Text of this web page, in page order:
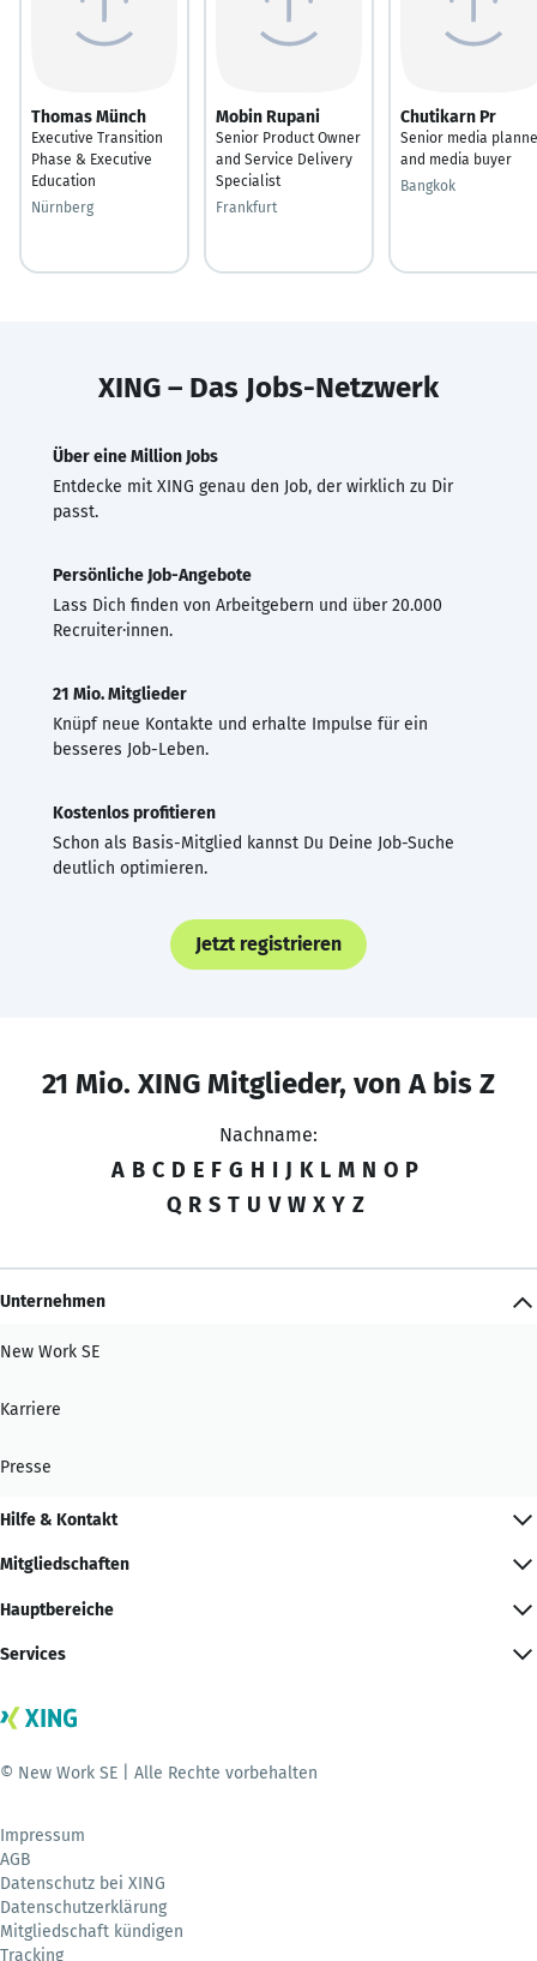
Thomas Münch
Executive Transition
Phase & Executive
Education
Nürnberg
Mobin Rupani
Senior Product Owner
and Service Delivery
Specialist
Frankfurt
Chutikarn Pr
Senior media
and media buyer
Bangkok
XING – Das Jobs-Netzwerk
Über eine Million Jobs
Entdecke mit XING genau den Job, der wirklich zu Dir
passt.
Persönliche Job-Angebote
Lass Dich finden von Arbeitgebern und über 20.000
Recruiter·innen.
21 Mio. Mitglieder
Knüpf neue Kontakte und erhalte Impulse für ein
besseres Job-Leben.
Kostenlos profitieren
Schon als Basis-Mitglied kannst Du Deine Job-Suche
deutlich optimieren.
Jetzt registrieren
21 Mio. XING Mitglieder, von A bis Z
Nachname:
A B C D E F G H I J K L M N O P
Q R S T U V W X Y Z
Unternehmen
New Work SE
Karriere
Presse
Hilfe & Kontakt
Mitgliedschaften
Hauptbereiche
Services
© New Work SE | Alle Rechte vorbehalten
Impressum
AGB
Datenschutz bei XING
Datenschutzerklärung
Mitgliedschaft kündigen
Tracking